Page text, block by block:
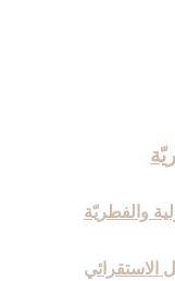
والفطريّة
الاستقرائي